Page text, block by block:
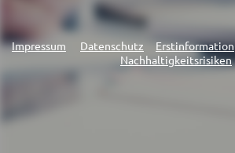
Impressum Datenschutz Erstinformation
Nachhaltigkeitsrisiken